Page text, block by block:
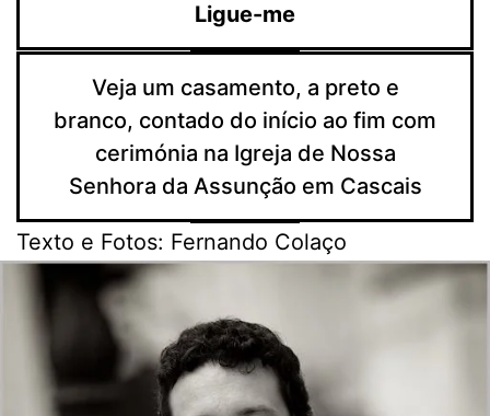
Ligue-me
Veja um casamento, a preto e
branco, contado do início ao fim com
cerimónia na Igreja de Nossa
Senhora da Assunção em Cascais
Texto e Fotos: Fernando Colaço